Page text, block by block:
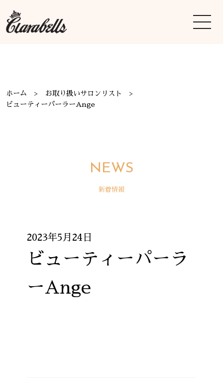
ホーム
お取り扱いサロンリスト
ビューティーパーラーAnge
NEWS
新着情報
2023年5月24日
ビューティーパーラ
ーAnge